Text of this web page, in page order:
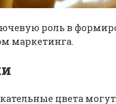
роль в
маркетинга.
цвета